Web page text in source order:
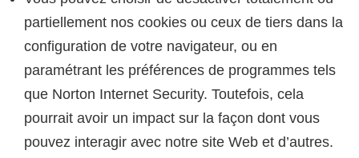
partiellement nos cookies ou ceux de tiers dans la
configuration de votre navigateur, ou en
paramétrant les préférences de programmes tels
que Norton Internet Security. Toutefois, cela
pourrait avoir un impact sur la façon dont vous
pouvez interagir avec notre site Web et d’autres.